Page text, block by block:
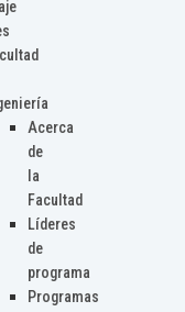
Acerca
de
la
Facultad
Líderes
de
programa
Programas